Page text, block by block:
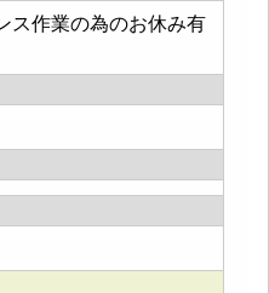
ス作業の為のお休み有